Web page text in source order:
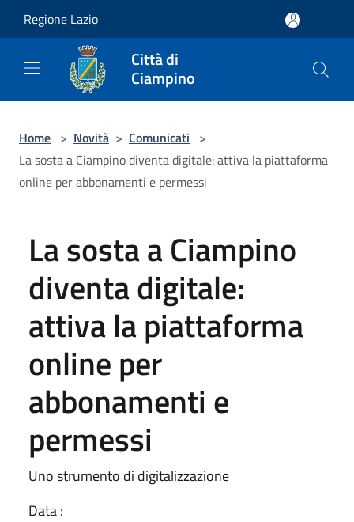
Regione Lazio
Città di
Ciampino
Home > Novità > Comunicati >
La sosta a Ciampino diventa digitale: attiva la piattaforma
online per abbonamenti e permessi
La sosta a Ciampino
diventa digitale:
attiva la piattaforma
online per
abbonamenti e
permessi
Uno strumento di digitalizzazione
Data :